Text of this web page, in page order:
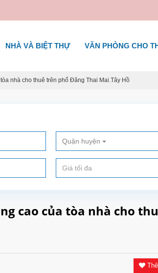
NHÀ VÀ BIỆT THỰ VĂN PHÒNG CHO
nhà cho thuê trên phố Đăng Thai Mai.Tây Hồ
Quận huyện
cao của tòa nhà cho